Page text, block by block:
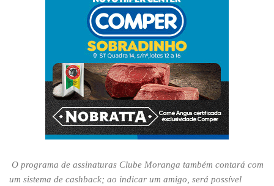
O programa de assinaturas Clube Moranga também contará com
um sistema de cashback; ao indicar um amigo, será possível